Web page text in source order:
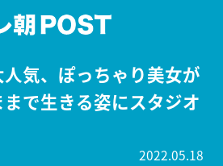
気、ぽっちゃり美女が
で生きる姿にスタジオ
2022.05.18